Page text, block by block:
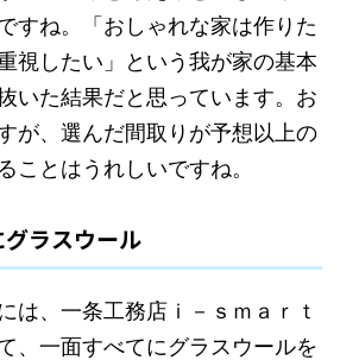
すね。「おしゃれな家は作りた
視したい」という我が家の基本
いた結果だと思っています。お
が、選んだ間取りが予想以上の
ことはうれしいですね。
ラスウール
は、一条工務店ｉ－ｓｍａｒｔ
、一面すべてにグラスウールを